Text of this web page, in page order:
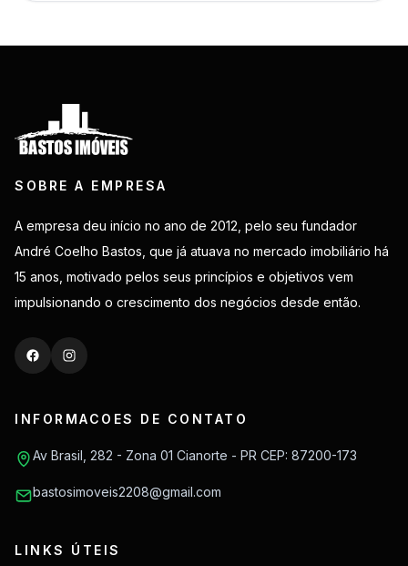
SOBRE A EMPRESA
A empresa deu início no ano de 2012, pelo seu fundador
André Coelho Bastos, que já atuava no mercado imobiliário há
15 anos, motivado pelos seus princípios e objetivos vem
impulsionando o crescimento dos negócios desde então.
INFORMACOES DE CONTATO
Av Brasil, 282 - Zona 01 Cianorte - PR CEP: 87200-173
bastosimoveis2208@gmail.com
LINKS ÚTEIS